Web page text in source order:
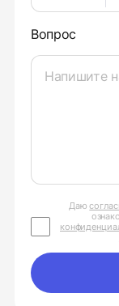
Вопрос
Даю